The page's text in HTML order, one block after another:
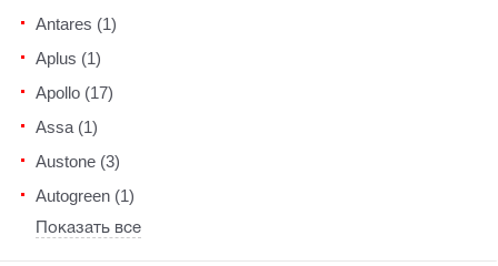
Antares (1)
Aplus (1)
Apollo (17)
Assa (1)
Austone (3)
Autogreen (1)
Показать все